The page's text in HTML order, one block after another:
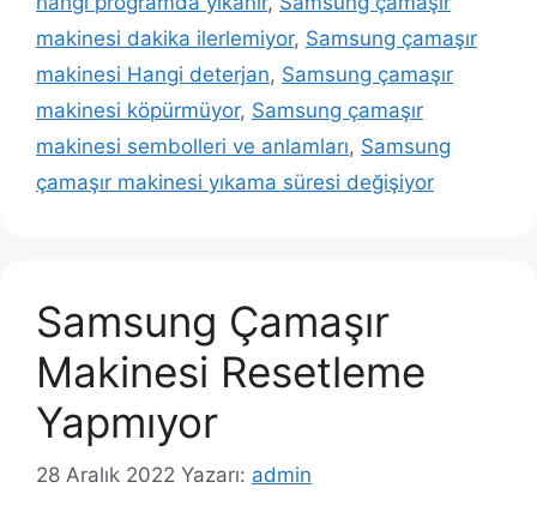
makinesi dakika ilerlemiyor, Samsung çamaşır
makinesi Hangi deterjan, Samsung çamaşır
makinesi köpürmüyor, Samsung çamaşır
makinesi sembolleri ve anlamları, Samsung
çamaşır makinesi yıkama süresi değişiyor
Samsung Çamaşır
Makinesi Resetleme
Yapmıyor
28 Aralık 2022 Yazarı: admin